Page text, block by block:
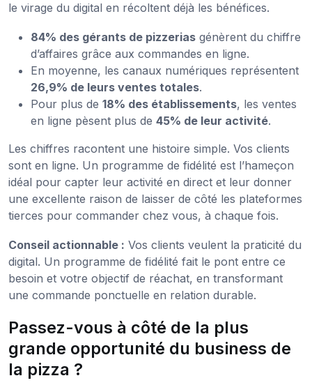
le virage du digital en récoltent déjà les bénéfices.
84% des gérants de pizzerias génèrent du chiffre
d’affaires grâce aux commandes en ligne.
En moyenne, les canaux numériques représentent
26,9% de leurs ventes totales.
Pour plus de 18% des établissements, les ventes
en ligne pèsent plus de 45% de leur activité.
Les chiffres racontent une histoire simple. Vos clients
sont en ligne. Un programme de fidélité est l’hameçon
idéal pour capter leur activité en direct et leur donner
une excellente raison de laisser de côté les plateformes
tierces pour commander chez vous, à chaque fois.
Conseil actionnable : Vos clients veulent la praticité du
digital. Un programme de fidélité fait le pont entre ce
besoin et votre objectif de réachat, en transformant
une commande ponctuelle en relation durable.
Passez-vous à côté de la plus
grande opportunité du business de
la pizza ?